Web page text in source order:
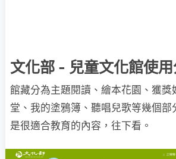
文化部 - 兒童文化館使用
館藏分為主題閱讀、繪本花園、獲獎
堂、我的塗鴉簿、聽唱兒歌等幾個部
是很適合教育的內容，往下看。